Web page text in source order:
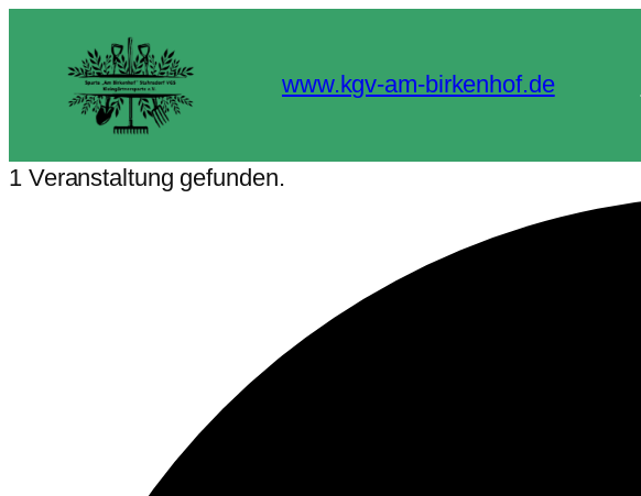
www.kgv-am-birkenhof.de
1 Veranstaltung gefunden.